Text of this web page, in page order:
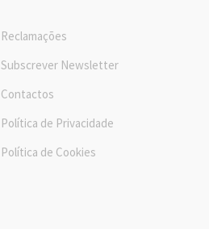
Reclamações
Subscrever Newsletter
Contactos
Política de Privacidade
Política de Cookies